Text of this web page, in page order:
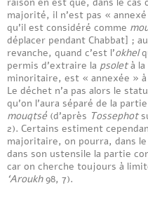
majorité, il n’est pas «
qu’il est considéré comme
déplacer pendant Chabbat] ;
revanche, quand c’est l’okhel
permis d’extraire la psoletà la
minoritaire, est « annexée »
Le déchet n’a pas alors le
qu’on l’aura séparé de la
mouqtsé (d’après Tossephot
2). Certains estiment
majoritaire, on pourra, dans
dans son ustensile la partie
car on cherche toujours à
‘Aroukh98, 7).